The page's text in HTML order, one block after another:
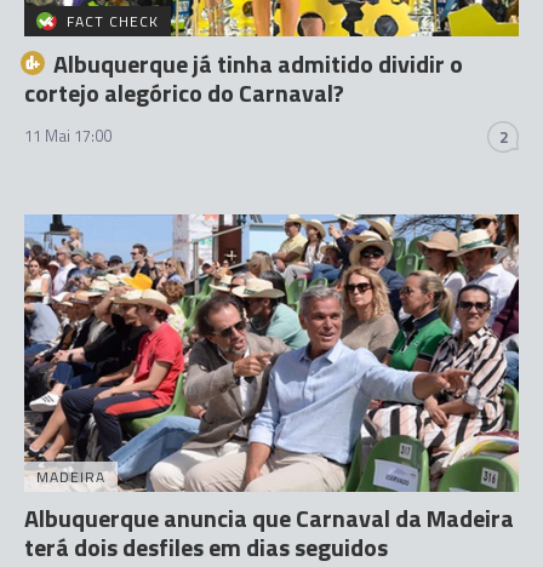
FACT CHECK
Albuquerque já tinha admitido dividir o
cortejo alegórico do Carnaval?
11 Mai 17:00 2
MADEIRA
Albuquerque anuncia que Carnaval da Madeira
terá dois desfiles em dias seguidos